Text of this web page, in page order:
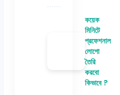
কয়েক
মিনিটে
প্রফেশনাল
লোগো
তৈরি
করবো
কিভাবে ?